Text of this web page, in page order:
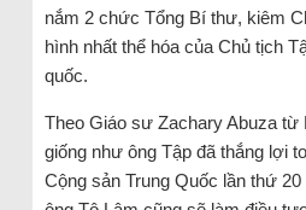
nắm 2 chức Tổng Bí thư, kiêm
hình nhất thể hóa của Chủ tịch
quốc.
Theo Giáo sư Zachary Abuza từ
giống như ông Tập đã thắng lợi
Cộng sản Trung Quốc lần thứ